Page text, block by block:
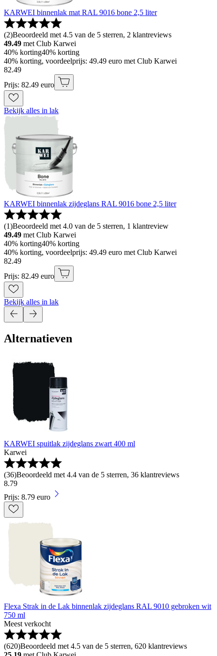
KARWEI binnenlak mat RAL 9016 bone 2,5 liter
(2)Beoordeeld met 4.5 van de 5 sterren, 2 klantreviews
49.49 met Club Karwei
40% korting40% korting
40% korting, voordeelprijs: 49.49 euro met Club Karwei
82.49
Prijs: 82.49 euro
Bekijk alles in lak
KARWEI binnenlak zijdeglans RAL 9016 bone 2,5 liter
(1)Beoordeeld met 4.0 van de 5 sterren, 1 klantreview
49.49 met Club Karwei
40% korting40% korting
40% korting, voordeelprijs: 49.49 euro met Club Karwei
82.49
Prijs: 82.49 euro
Bekijk alles in lak
Alternatieven
KARWEI spuitlak zijdeglans zwart 400 ml
Karwei
(36)Beoordeeld met 4.4 van de 5 sterren, 36 klantreviews
8.79
Prijs: 8.79 euro
Flexa Strak in de Lak binnenlak zijdeglans RAL 9010 gebroken wit
750 ml
Meest verkocht
(620)Beoordeeld met 4.5 van de 5 sterren, 620 klantreviews